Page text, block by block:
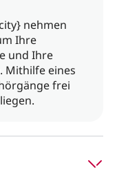
nehmen
Ihre
und Ihre
Mithilfe eines
frei